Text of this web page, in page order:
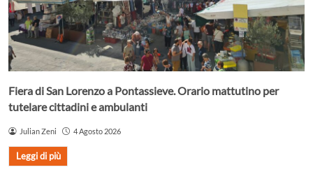
Fiera di San Lorenzo a Pontassieve. Orario mattutino per
tutelare cittadini e ambulanti
Julian Zeni 4 Agosto 2026
Leggi di più